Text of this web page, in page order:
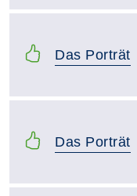
Das Porträt
Das Porträt